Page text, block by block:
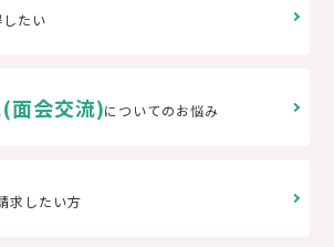
たい
面会交流)についてのお悩み
求したい方